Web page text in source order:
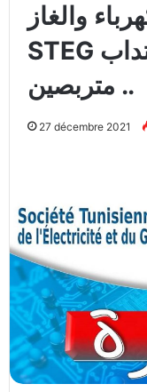
والغاز
STEG تفتح مناظرة هامة لإنتداب
متربصين ..
27 décembre 2021